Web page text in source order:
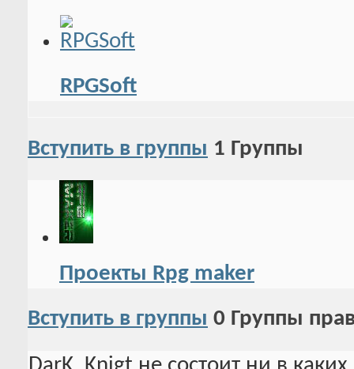
RPGSoft
Вступить в группы 1 Группы
Проекты Rpg maker
Вступить в группы 0 Группы